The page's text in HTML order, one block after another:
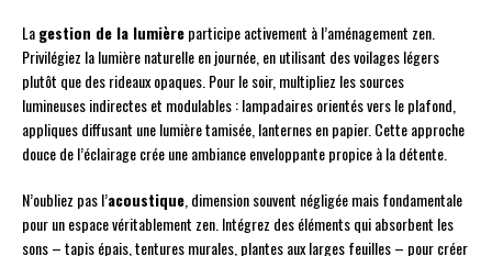
Lagestion de la lumièreparticipe activement à l’aménagement zen.
Privilégiez la lumière naturelle en journée, en utilisant des voilages légers
plutôt que des rideaux opaques. Pour le soir, multipliez les sources
lumineuses indirectes et modulables : lampadaires orientés vers le plafond,
appliques diffusant une lumière tamisée, lanternes en papier. Cette approche
douce de l’éclairage crée une ambiance enveloppante propice à la détente.
N’oubliez pas l’acoustique, dimension souvent négligée mais fondamentale
pour un espace véritablement zen. Intégrez des éléments qui absorbent les
sons – tapis épais, tentures murales, plantes aux larges feuilles – pour créer